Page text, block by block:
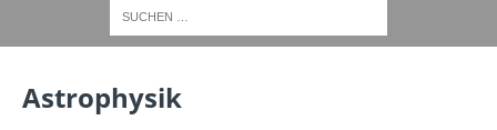
Astrophysik